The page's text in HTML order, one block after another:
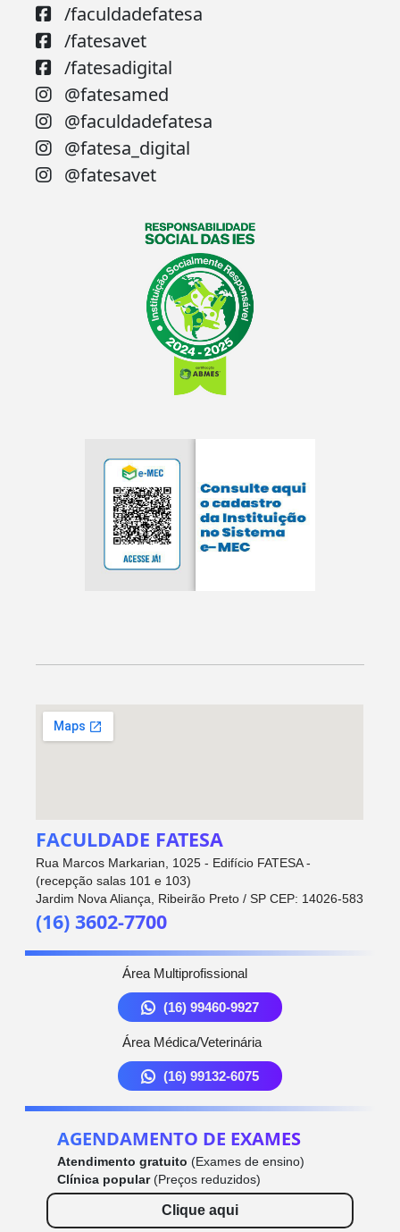
/faculdadefatesa
/fatesavet
/fatesadigital
@fatesamed
@faculdadefatesa
@fatesa_digital
@fatesavet
FACULDADE FATESA
Rua Marcos Markarian, 1025 - Edifício FATESA -
(recepção salas 101 e 103)
Jardim Nova Aliança, Ribeirão Preto / SP CEP: 14026-583
(16) 3602-7700
Área Multiprofissional
(16) 99460-9927
Área Médica/Veterinária
(16) 99132-6075
AGENDAMENTO DE EXAMES
Atendimento gratuito (Exames de ensino)
Clínica popular(Preços reduzidos)
Clique aqui